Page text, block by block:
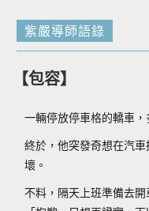
紫嚴導師語錄
【包容】
一輛停放停車格的轎車
終於，他突發奇想在汽
壞。
不料，隔天上班準備去